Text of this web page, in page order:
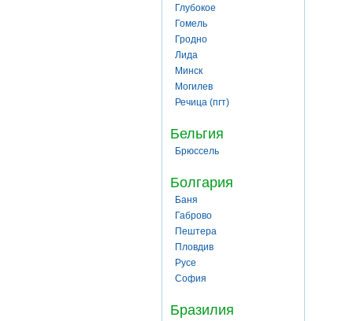
Глубокое
Гомель
Гродно
Лида
Минск
Могилев
Речица (пгт)
Бельгия
Брюссель
Болгария
Баня
Габрово
Пештера
Пловдив
Русе
София
Бразилия